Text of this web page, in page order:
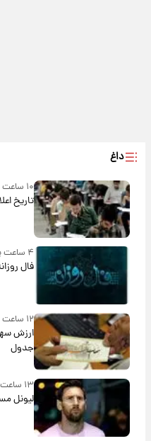
داغ
۱۰ ساعت پیش
تاریخ
۴ ساعت پیش
فال روزانه
۱۲ ساعت پیش
جدول
۱۳ ساعت پیش
لیونل